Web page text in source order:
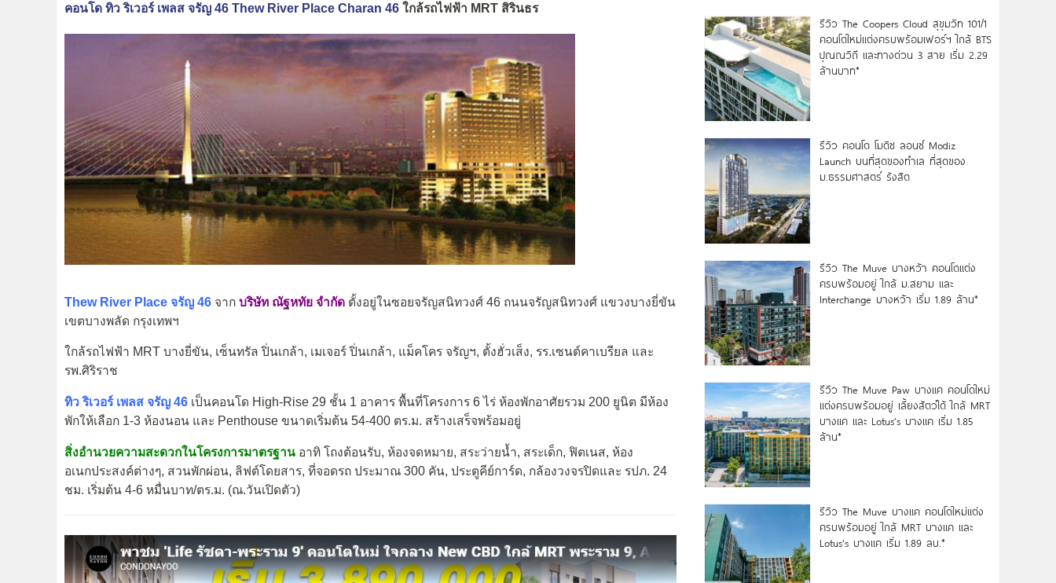
คอนโด ทิว ริเวอร์ เพลส จรัญ 46 Thew River Place Charan 46 ใกล้รถไฟฟ้า MRT สิรินธร
Thew River Place จรัญ 46 จาก บริษัท ณัฐหทัย จำกัด ตั้งอยู่ในซอยจรัญสนิทวงศ์ 46 ถนนจรัญสนิทวงศ์ แขวงบางยี่ขัน
เขตบางพลัด กรุงเทพฯ
ใกล้รถไฟฟ้า MRT บางยี่ขัน, เซ็นทรัล ปิ่นเกล้า, เมเจอร์ ปิ่นเกล้า, แม็คโคร จรัญฯ, ตั้งฮั่วเส็ง, รร.เซนต์คาเบรียล และ
รพ.ศิริราช
ทิว ริเวอร์ เพลส จรัญ 46 เป็นคอนโด High-Rise 29 ชั้น 1 อาคาร พื้นที่โครงการ 6 ไร่ ห้องพักอาศัยรวม 200 ยูนิต มีห้อง
พักให้เลือก 1-3 ห้องนอน และ Penthouse ขนาดเริ่มต้น 54-400 ตร.ม. สร้างเสร็จพร้อมอยู่
สิ่งอำนวยความสะดวกในโครงการมาตรฐาน อาทิ โถงต้อนรับ, ห้องจดหมาย, สระว่ายน้ำ, สระเด็ก, ฟิตเนส, ห้อง
อเนกประสงค์ต่างๆ, สวนพักผ่อน, ลิฟต์โดยสาร, ที่จอดรถ ประมาณ 300 คัน, ประตูคีย์การ์ด, กล้องวงจรปิดและ รปภ. 24
ชม. เริ่มต้น 4-6 หมื่นบาท/ตร.ม. (ณ.วันเปิดตัว)
รีวิว The Coopers Cloud สุขุมวิท 101/1
คอนโดใหม่แต่งครบพร้อมเฟอร์ฯ ใกล้ BTS
ปุณณวิถี และทางด่วน 3 สาย เริ่ม 2.29
ล้านบาท*
รีวิว คอนโด โมดิซ ลอนซ์ Modiz
Launch บนที่สุดของทำเล ที่สุดของ
ม.ธรรมศาสตร์ รังสิต
รีวิว The Muve บางหว้า คอนโดแต่ง
ครบพร้อมอยู่ ใกล้ ม.สยาม และ
Interchange บางหว้า เริ่ม 1.89 ล้าน*
รีวิว The Muve Paw บางแค คอนโดใหม่
แต่งครบพร้อมอยู่ เลี้ยงสัตว์ได้ ใกล้ MRT
บางแค และ Lotus’s บางแค เริ่ม 1.85
ล้าน*
รีวิว The Muve บางแค คอนโดใหม่แต่ง
ครบพร้อมอยู่ ใกล้ MRT บางแค และ
Lotus’s บางแค เริ่ม 1.89 ลบ.*